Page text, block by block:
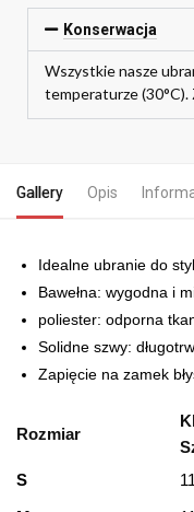
Konserwacja
Wszystkie nasze
temperaturze
Gallery Opis
Idealne ubranie do
Bawełna: wygodna i
poliester: odporna
Solidne szwy:
Zapięcie na zamek
Rozmiar
S